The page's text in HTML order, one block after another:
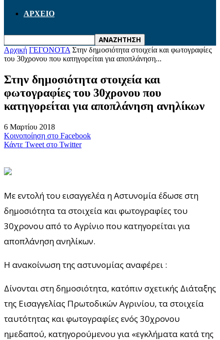
ΑΡΧΕΙΟ
Αρχική ΓΕΓΟΝΟΤΑ Στην δημοσιότητα στοιχεία και φωτογραφίες
του 30χρονου που κατηγορείται για αποπλάνηση...
Στην δημοσιότητα στοιχεία και
φωτογραφίες του 30χρονου που
κατηγορείται για αποπλάνηση ανηλίκων
6 Μαρτίου 2018
Κοινοποίηση στο Facebook
Κάντε Tweet στο Twitter
Με εντολή του εισαγγελέα η Αστυνομία έδωσε στη
δημοσιότητα τα στοιχεία και φωτογραφίες του
30χρονου από το Αγρίνιο που κατηγορείται για
αποπλάνηση ανηλίκων.
Η ανακοίνωση της αστυνομίας αναφέρει :
Δίνονται στη δημοσιότητα, κατόπιν σχετικής Διάταξης
της Εισαγγελίας Πρωτοδικών Αγρινίου, τα στοιχεία
ταυτότητας και φωτογραφίες ενός 30χρονου
ημεδαπού, κατηγορούμενου για «εγκλήματα κατά της